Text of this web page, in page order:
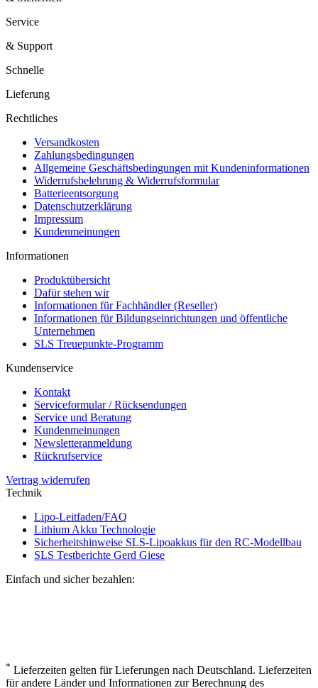
Service
& Support
Schnelle
Lieferung
Rechtliches
Versandkosten
Zahlungsbedingungen
Allgemeine Geschäftsbedingungen mit Kundeninformationen
Widerrufsbelehrung & Widerrufsformular
Batterieentsorgung
Datenschutzerklärung
Impressum
Kundenmeinungen
Informationen
Produktübersicht
Dafür stehen wir
Informationen für Fachhändler (Reseller)
Informationen für Bildungseinrichtungen und öffentliche
Unternehmen
SLS Treuepunkte-Programm
Kundenservice
Kontakt
Serviceformular / Rücksendungen
Service und Beratung
Kundenmeinungen
Newsletteranmeldung
Rückrufservice
Vertrag widerrufen
Technik
Lipo-Leitfaden/FAQ
Lithium Akku Technologie
Sicherheitshinweise SLS-Lipoakkus für den RC-Modellbau
SLS Testberichte Gerd Giese
Einfach und sicher bezahlen:
* Lieferzeiten gelten für Lieferungen nach Deutschland. Lieferzeiten
für andere Länder und Informationen zur Berechnung des